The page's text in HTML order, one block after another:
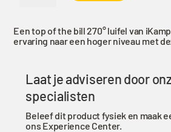
aantal
Een top of the bill 270° luifel van
ervaring naar een hoger niveau met
Laat je adviseren door
specialisten
Beleef dit product fysiek en maak
ons Experience Center.